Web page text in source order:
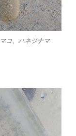
コ、ハネジナマ